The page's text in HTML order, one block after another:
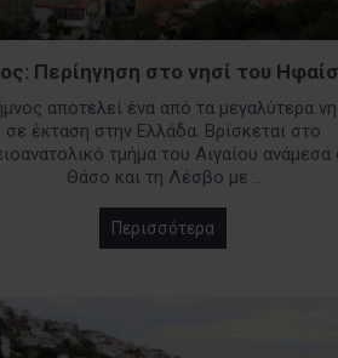
Περίηγηση στο νησί του
αποτελεί ένα από τα μεγαλύτερα
σε έκταση στην Ελλάδα. Βρίσκεται στο
τμήμα του Αιγαίου ανάμεσα
Θάσο και τη Λέσβο με ..
Περισσότερα